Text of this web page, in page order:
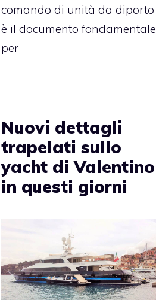
comando di unità da diporto
è il documento fondamentale
per
Nuovi dettagli
trapelati sullo
yacht di Valentino
in questi giorni